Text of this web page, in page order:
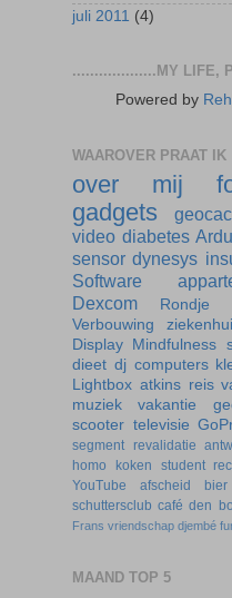
juli 2011 (4)
...................MY LIFE,
Powered by
WAAROVER PRAAT IK
over mij
gadgets
video diabetes
sensor dynesys
Software
Dexcom
Rondje
Verbouwing
Display
Mindfulness
dieet dj computers
Lightbox atkins reis
muziek
vakantie
scooter televisie
segment revalidatie
homo
koken student
YouTube
afscheid bier
schuttersclub café den
Frans vriendschap djembé
MAAND TOP 5